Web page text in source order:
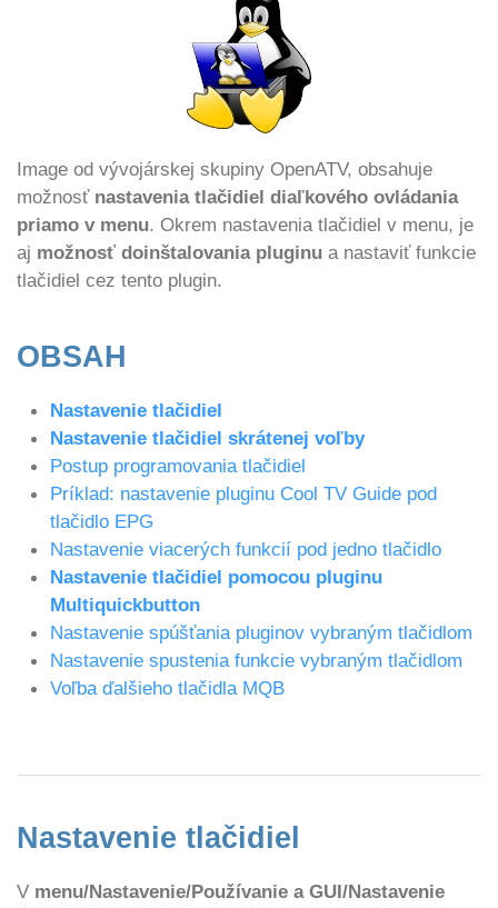
Image od vývojárskej skupiny OpenATV, obsahuje
možnosť nastavenia tlačidiel diaľkového ovládania
priamo v menu. Okrem nastavenia tlačidiel v menu, je
aj možnosť doinštalovania pluginu a nastaviť funkcie
tlačidiel cez tento plugin.
OBSAH
Nastavenie tlačidiel
Nastavenie tlačidiel skrátenej voľby
Postup programovania tlačidiel
Príklad: nastavenie pluginu Cool TV Guide pod
tlačidlo EPG
Nastavenie viacerých funkcií pod jedno tlačidlo
Nastavenie tlačidiel pomocou pluginu
Multiquickbutton
Nastavenie spúšťania pluginov vybraným tlačidlom
Nastavenie spustenia funkcie vybraným tlačidlom
Voľba ďalšieho tlačidla MQB
Nastavenie tlačidiel
V menu/Nastavenie/Používanie a GUI/Nastavenie